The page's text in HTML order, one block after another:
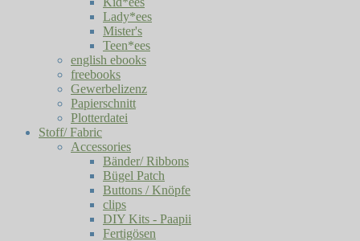
Lady*ees
Mister's
Teen*ees
english ebooks
freebooks
Gewerbelizenz
Papierschnitt
Plotterdatei
Stoff/ Fabric
Accessories
Bänder/ Ribbons
Bügel Patch
Buttons / Knöpfe
clips
DIY Kits - Paapii
Fertigösen